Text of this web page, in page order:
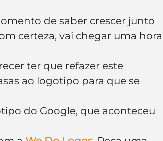
de saber crescer junto
certeza, vai chegar uma hora
ter que refazer este
ao logotipo para que se
do Google, que aconteceu